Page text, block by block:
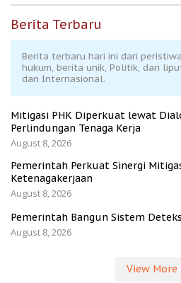
Berita Terbaru
Berita terbaru hari ini dari
hukum, berita unik, Politik, dan
dan Internasional.
Mitigasi PHK Diperkuat lewat
Perlindungan Tenaga Kerja
August 8, 2026
Pemerintah Perkuat Sinergi
Ketenagakerjaan
August 8, 2026
Pemerintah Bangun Sistem
August 8, 2026
View More